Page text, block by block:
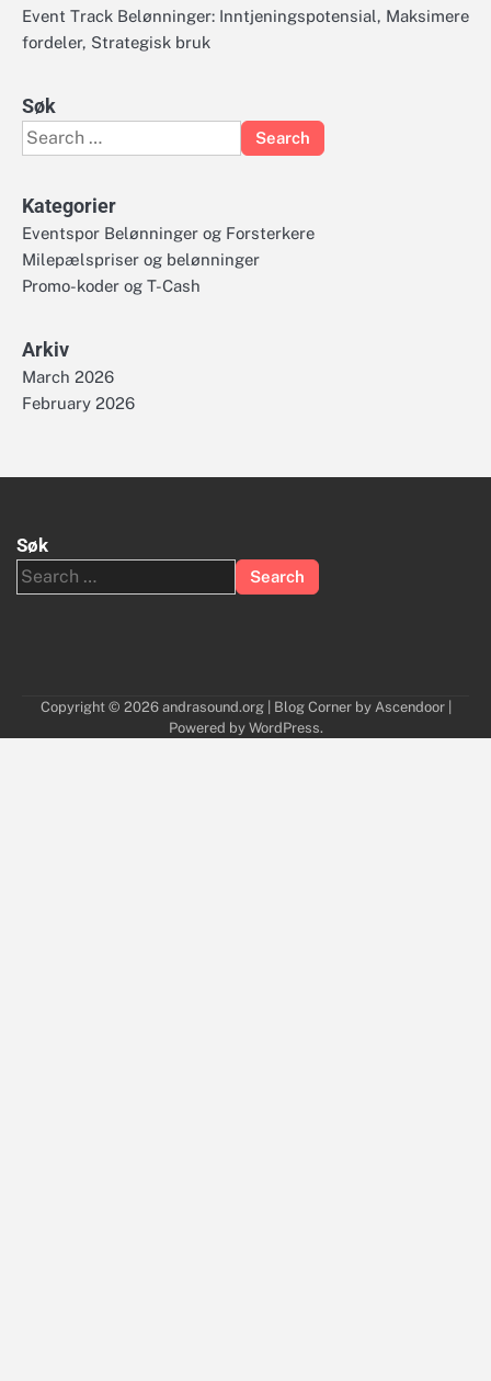
Event Track Belønninger: Inntjeningspotensial, Maksimere
fordeler, Strategisk bruk
Søk
Search
for:
Kategorier
Eventspor Belønninger og Forsterkere
Milepælspriser og belønninger
Promo-koder og T-Cash
Arkiv
March 2026
February 2026
Søk
Search
for:
Copyright © 2026 andrasound.org| Blog Corner by Ascendoor|
Powered by WordPress.